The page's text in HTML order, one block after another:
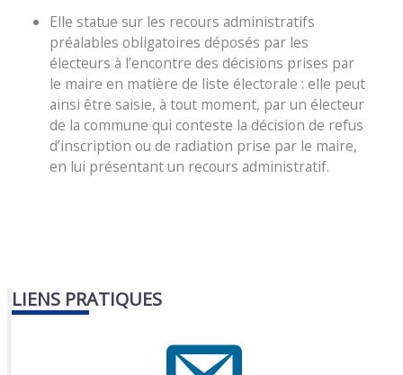
Elle statue sur les recours administratifs
préalables obligatoires déposés par les
électeurs à l’encontre des décisions prises par
le maire en matière de liste électorale : elle peut
ainsi être saisie, à tout moment, par un électeur
de la commune qui conteste la décision de refus
d’inscription ou de radiation prise par le maire,
en lui présentant un recours administratif.
LIENS PRATIQUES